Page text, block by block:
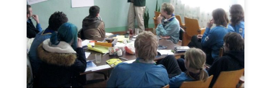
КАЛЕНДАРЬ
НОВОСТИ
О НАС
ФОТО
ВИДЕО